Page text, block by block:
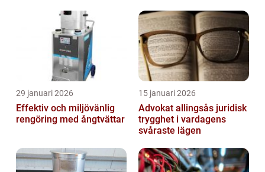
29 januari 2026
Effektiv och miljövänlig
rengöring med ångtvättar
15 januari 2026
Advokat allingsås juridisk
trygghet i vardagens
svåraste lägen